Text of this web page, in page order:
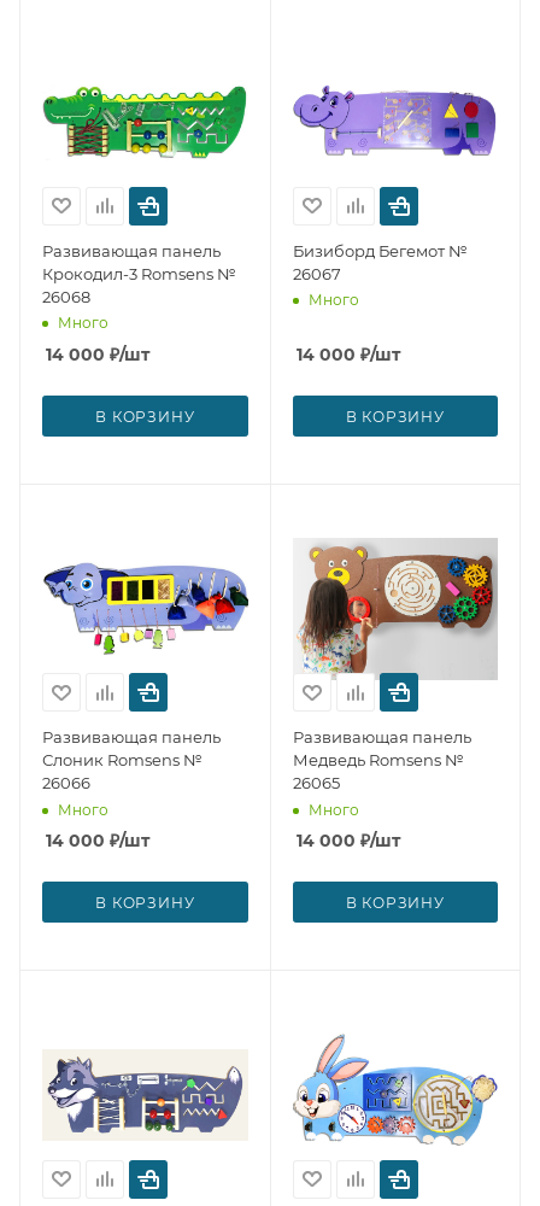
Развивающая панель
Крокодил-3 Romsens №
26068
Много
14 000 ₽/шт
В КОРЗИНУ
Бизиборд Бегемот №
26067
Много
14 000 ₽/шт
В КОРЗИНУ
Развивающая панель
Слоник Romsens №
26066
Много
14 000 ₽/шт
В КОРЗИНУ
Развивающая панель
Медведь Romsens №
26065
Много
14 000 ₽/шт
В КОРЗИНУ